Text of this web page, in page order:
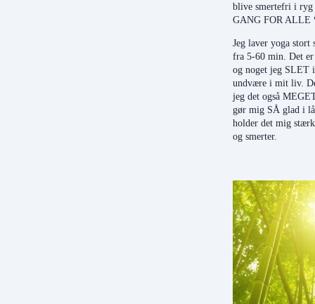
blive smertefri i
GANG FOR ALLE
Jeg laver yoga stort
fra 5-60 min. Det
og noget jeg SLET
undvære i mit liv.
jeg det også
gør mig SÅ glad i
holder det mig
og smerter.